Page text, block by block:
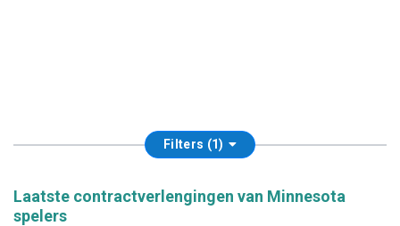
Filters (1)
Laatste contractverlengingen van Minnesota
spelers